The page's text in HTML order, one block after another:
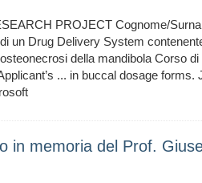
PROJECT Cognome/
un Drug Delivery System
della mandibola Corso
... in buccal dosage forms.
in memoria del Prof.